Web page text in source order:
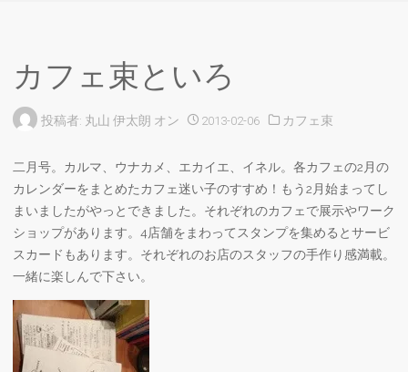
カフェ束といろ
投稿者: 丸山 伊太朗 オン 2013-02-06 カフェ束
二月号。カルマ、ウナカメ、エカイエ、イネル。各カフェの2月の
カレンダーをまとめたカフェ迷い子のすすめ！もう2月始まってし
まいましたがやっとできました。それぞれのカフェで展示やワーク
ショップがあります。4店舗をまわってスタンプを集めるとサービ
スカードもあります。それぞれのお店のスタッフの手作り感満載。
一緒に楽しんで下さい。